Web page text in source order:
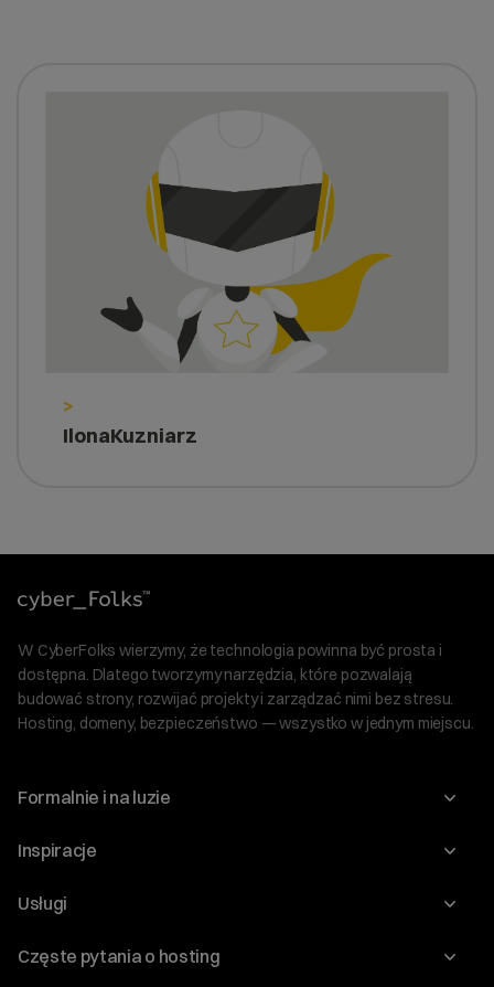
>
IlonaKuzniarz
W CyberFolks wierzymy, że technologia powinna być prosta i
dostępna. Dlatego tworzymy narzędzia, które pozwalają
budować strony, rozwijać projekty i zarządzać nimi bez stresu.
Hosting, domeny, bezpieczeństwo — wszystko w jednym miejscu.
Formalnie i na luzie
O nas
Program Korzyści dla Inwestorów
Regulaminy i specyfikacje
Inspiracje
Blog
WordPress
Usługi
Domeny
Częste pytania o hosting